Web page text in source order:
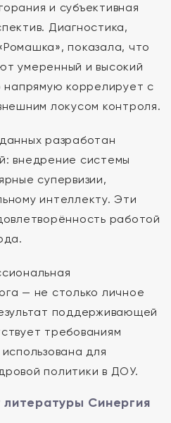
и субъективная
Диагностика,
показала, что
умеренный и высокий
напрямую коррелирует с
локусом контроля.
разработан
внедрение системы
супервизии,
интеллекту. Эти
работой
— не столько личное
поддерживающей
требованиям
для
политики в ДОУ.
литературы Синергия